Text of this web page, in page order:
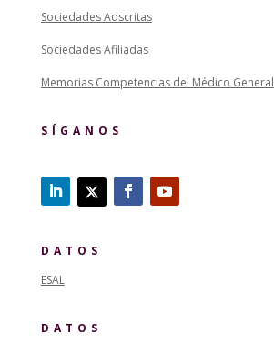
Sociedades Adscritas
Sociedades Afiliadas
Memorias Competencias del Médico General
SÍGANOS
DATOS
ESAL
DATOS